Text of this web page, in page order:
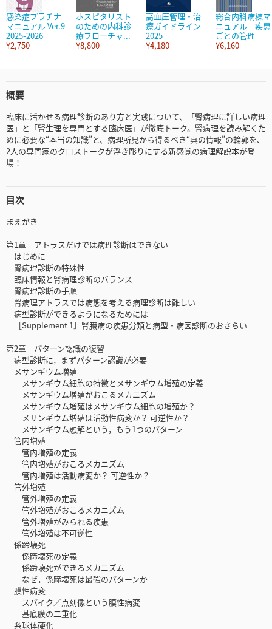
感染症プラチナ
マニュアル Ver.9
2025-2026
¥2,750
ホスピタリスト
のための内科診
療フローチャ...
¥8,800
高血圧管理・治
療ガイドライン
2025
¥4,180
総合内科病棟マ
ニュアル 疾患
ごとの管理
¥6,160
概要
臨床に活かせる病理診断のあり方と実践について、「腎病理に詳しい病理
医」と「腎生理を専門とする臨床医」が徹底トーク。腎病理を読み解くた
めに必要な“本当の知識”と、病理所見から得るべき“真の情報”の輪郭を、
2人の専門家のクロストークが浮き彫りにする新感覚の病理解説本が登
場！
目次
まえがき
第1章 アトラスだけでは病理診断はできない
はじめに
腎病理診断の特殊性
臨床情報と腎病理診断のバランス
腎病理診断の手順
腎病理アトラスでは病態を考える病理診断は難しい
病型診断ができるようになるためには
［Supplement 1］腎臓病の疾患分類と病型・病因診断のおさらい
第2章 パターン認識の復習
病型診断に，まずパターン認識が必要
メサンギウム増殖
メサンギウム細胞の特徴とメサンギウム増殖の定義
メサンギウム増殖がおこるメカニズム
メサンギウム増殖はメサンギウム細胞の増殖か？
メサンギウム増殖は活動性病変か？ 可逆性か？
メサンギウム融解という，もう1つのパターン
管内増殖
管内増殖の定義
管内増殖がおこるメカニズム
管内増殖は活動病変か？ 可逆性か？
管外増殖
管外増殖の定義
管外増殖がおこるメカニズム
管外増殖がみられる疾患
管外増殖は不可逆性
係蹄壊死
係蹄壊死の定義
係蹄壊死ができるメカニズム
なぜ，係蹄壊死は最強のパターンか
膜性病変
スパイク／点刻像という膜性病変
基底膜の二重化
糸球体硬化